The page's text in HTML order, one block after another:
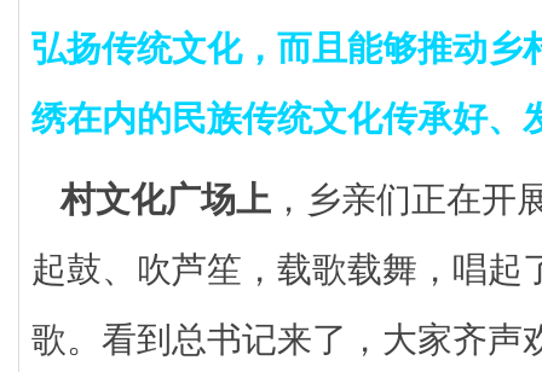
弘扬传统文化，而且能够推动乡
绣在内的民族传统文化传承好、
村文化广场上 ，乡亲们正在开
起鼓、吹芦笙，载歌载舞，唱起
歌。看到总书记来了，大家齐声